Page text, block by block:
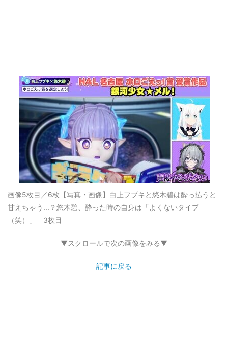
画像5枚目／6枚 【写真・画像】白上フブキと悠木碧は酔っ払うと
甘えちゃう...？悠木碧、酔った時の自身は「よくないタイプ
（笑）」 3枚目
▼スクロールで次の画像をみる▼
記事に戻る